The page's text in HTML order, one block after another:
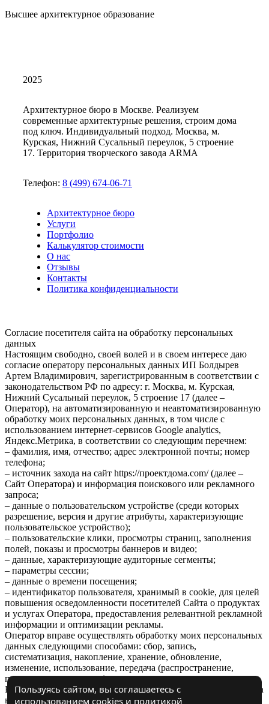
Высшее архитектурное образование
2025
Архитектурное бюро в Москве. Реализуем
современные архитектурные решения, строим дома
под ключ. Индивидуальный подход. Москва, м.
Курская, Нижний Сусальный переулок, 5 строение
17. Территория творческого завода ARMA
Телефон: 8 (499) 674-06-71
Архитектурное бюро
Услуги
Портфолио
Калькулятор стоимости
О нас
Отзывы
Контакты
Политика конфиденциальности
Согласие посетителя сайта на обработку персональных
данных
Настоящим свободно, своей волей и в своем интересе даю
согласие оператору персональных данных ИП Болдырев
Артем Владимирович, зарегистрированным в соответствии с
законодательством РФ по адресу: г. Москва, м. Курская,
Нижний Сусальный переулок, 5 строение 17 (далее –
Оператор), на автоматизированную и неавтоматизированную
обработку моих персональных данных, в том числе с
использованием интернет-сервисов Google analytics,
Яндекс.Метрика, в соответствии со следующим перечнем:
– фамилия, имя, отчество; адрес электронной почты; номер
телефона;
– источник захода на сайт https://проектдома.com/ (далее –
Сайт Оператора) и информация поискового или рекламного
запроса;
– данные о пользовательском устройстве (среди которых
разрешение, версия и другие атрибуты, характеризующие
пользовательское устройство);
– пользовательские клики, просмотры страниц, заполнения
полей, показы и просмотры баннеров и видео;
– данные, характеризующие аудиторные сегменты;
– параметры сессии;
– данные о времени посещения;
– идентификатор пользователя, хранимый в cookie, для целей
повышения осведомленности посетителей Сайта о продуктах
и услугах Оператора, предоставления релевантной рекламной
информации и оптимизации рекламы.
Оператор вправе осуществлять обработку моих персональных
данных следующими способами: сбор, запись,
систематизация, накопление, хранение, обновление,
изменение, использование, передача (распространение,
предоставление, доступ).
Настоящее согласие вступает в силу с момента моего перехода
на Сайт Оператора и действует в течение 3 лет, либо до
Пользуясь сайтом, вы соглашаетесь с
использованием cookies и политикой